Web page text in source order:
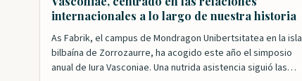
internacionales a lo largo de nuestra historia
As Fabrik, el campus de Mondragon Unibertsitatea en la isla
bilbaína de Zorrozaurre, ha acogido este año el simposio
anual de Iura Vasconiae. Una nutrida asistencia siguió las